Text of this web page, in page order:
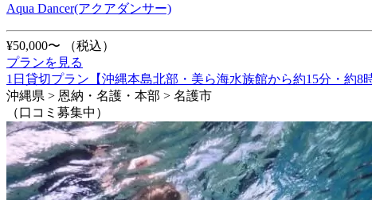
Aqua Dancer(アクアダンサー)
¥50,000〜
（税込）
プランを見る
1日貸切プラン【沖縄本島北部・美ら海水族館から約15分・約8
沖縄県 > 恩納・名護・本部 > 名護市
（口コミ募集中）